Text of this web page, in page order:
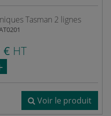
Tasman 2 lignes
€ HT
Voir le produit